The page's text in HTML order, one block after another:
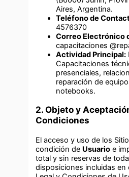
Aires, Argentina.
Teléfono de
4576370
Correo Electrónico
capacitaciones
Actividad Principal:
Capacitaciones
presenciales,
reparación de
notebooks.
2. Objeto y
Condiciones
El acceso y uso de los
condición de Usuario e
total y sin reservas de
disposiciones incluidas en